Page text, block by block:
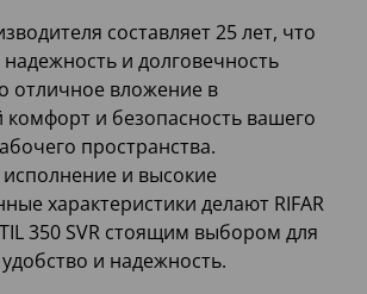
составляет 25 лет, что
и долговечность
отличное вложение в
и безопасность вашего
пространства.
и высокие
характеристики делают RIFAR
350 SVR стоящим выбором для
и надежность.